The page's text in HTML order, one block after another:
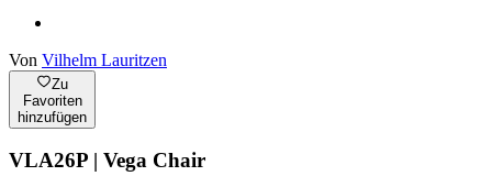
Von Vilhelm Lauritzen
Zu
Favoriten
hinzufügen
VLA26P | Vega Chair